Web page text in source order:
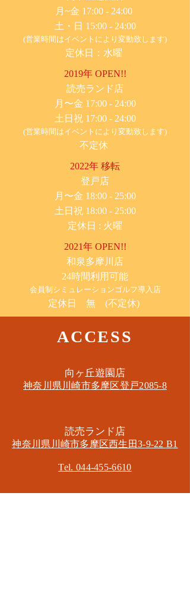
月~金 17:00 - 24:00
土・日 15:00 - 24:00
(営業時間はイベントにより変動致します)
定休日：水曜
2019年 OPEN!!
​読売ランド店
月〜金 17:00 - 24:00
土日祝 17:00 - 24:00
(営業時間はイベントにより変動致します)
不定休
2022年 移転
​登戸店
月〜金 18:00 - 25:00
土日祝 18:00 - 25:00
​定休日 : 火曜
2021年 OPEN!!
​和泉多摩川店
24時間利用可能
​会員制シミュレーションゴルフ導入店
定休日 無 (不定休)
ACCESS
​向ヶ丘遊園店
神奈川県川崎市多摩区​登戸2085-8
​読売ランド店
神奈川県川崎市多摩区​西生田3-9-22 B1
Tel. 044-455-6610